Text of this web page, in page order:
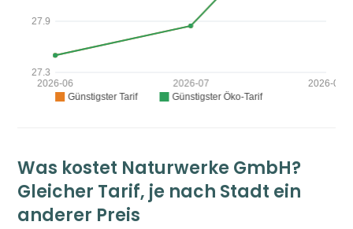
Was kostet Naturwerke GmbH?
Gleicher Tarif, je nach Stadt ein
anderer Preis